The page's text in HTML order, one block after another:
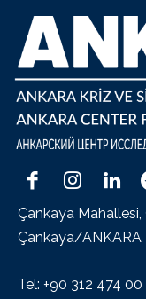
Çankaya
Çankaya/ANKARA
Tel: +90 312 474